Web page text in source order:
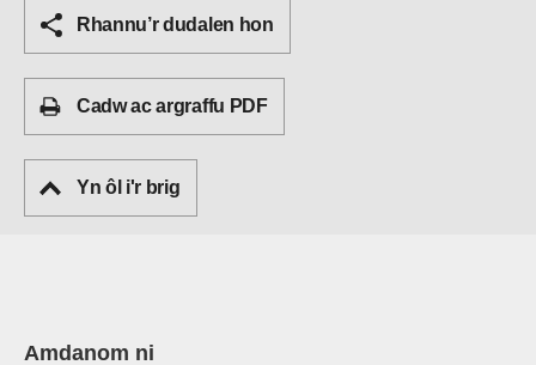
Rhannu’r dudalen hon
Cadw ac argraffu PDF
Yn ôl i'r brig
Amdanom ni